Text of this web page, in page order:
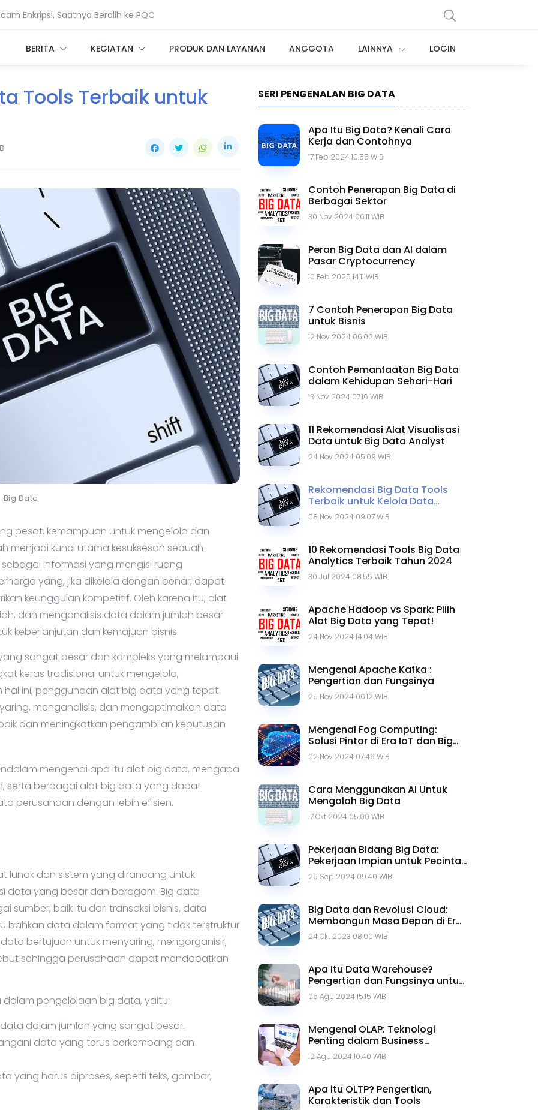
Enkripsi, Saatnya Beralih ke PQC
Layanan Air di Minnesota
BERITA KEGIATAN PRODUK DAN LAYANAN ANGGOTA LAINNYA LOGIN
Tools Terbaik untuk
Big Data
pesat, kemampuan untuk mengelola dan
kunci utama kesuksesan sebuah
informasi yang mengisi ruang
yang, jika dikelola dengan benar, dapat
keunggulan kompetitif. Oleh karena itu, alat
dan menganalisis data dalam jumlah besar
keberlanjutan dan kemajuan bisnis.
sangat besar dan kompleks yang melampaui
keras tradisional untuk mengelola,
hal ini, penggunaan alat big data yang tepat
menganalisis, dan mengoptimalkan data
dan meningkatkan pengambilan keputusan
mengenai apa itu alat big data, mengapa
serta berbagai alat big data yang dapat
perusahaan dengan lebih efisien.
lunak dan sistem yang dirancang untuk
data yang besar dan beragam. Big data
sumber, baik itu dari transaksi bisnis, data
bahkan data dalam format yang tidak terstruktur
bertujuan untuk menyaring, mengorganisir,
sehingga perusahaan dapat mendapatkan
pengelolaan big data, yaitu:
dalam jumlah yang sangat besar.
data yang terus berkembang dan
yang harus diproses, seperti teks, gambar,
SERI PENGENALAN BIG DATA
Apa Itu Big Data? Kenali Cara
Kerja dan Contohnya
17 Feb 2024 10.55 WIB
Contoh Penerapan Big Data di
Berbagai Sektor
30 Nov 2024 06.11 WIB
Peran Big Data dan AI dalam
Pasar Cryptocurrency
10 Feb 2025 14.11 WIB
7 Contoh Penerapan Big Data
untuk Bisnis
12 Nov 2024 06.02 WIB
Contoh Pemanfaatan Big Data
dalam Kehidupan Sehari-Hari
13 Nov 2024 07.16 WIB
11 Rekomendasi Alat Visualisasi
Data untuk Big Data Analyst
24 Nov 2024 05.09 WIB
Rekomendasi Big Data Tools
Terbaik untuk Kelola Data
Penting
08 Nov 2024 09.07 WIB
10 Rekomendasi Tools Big Data
Analytics Terbaik Tahun 2024
30 Jul 2024 08.55 WIB
Apache Hadoop vs Spark: Pilih
Alat Big Data yang Tepat!
24 Nov 2024 14.04 WIB
Mengenal Apache Kafka :
Pengertian dan Fungsinya
25 Nov 2024 06.12 WIB
Mengenal Fog Computing:
Solusi Pintar di Era IoT dan Big
Data
02 Nov 2024 07.46 WIB
Cara Menggunakan AI Untuk
Mengolah Big Data
17 Okt 2024 05.00 WIB
Pekerjaan Bidang Big Data:
Pekerjaan Impian untuk Pecinta
Data
29 Sep 2024 09.40 WIB
Big Data dan Revolusi Cloud:
Membangun Masa Depan di Era
Digital
24 Okt 2023 08.00 WIB
Apa Itu Data Warehouse?
Pengertian dan Fungsinya untuk
Perusahaan
05 Agu 2024 15.15 WIB
Mengenal OLAP: Teknologi
Penting dalam Business
Intelligence
12 Agu 2024 10.40 WIB
Apa itu OLTP? Pengertian,
Karakteristik dan Tools